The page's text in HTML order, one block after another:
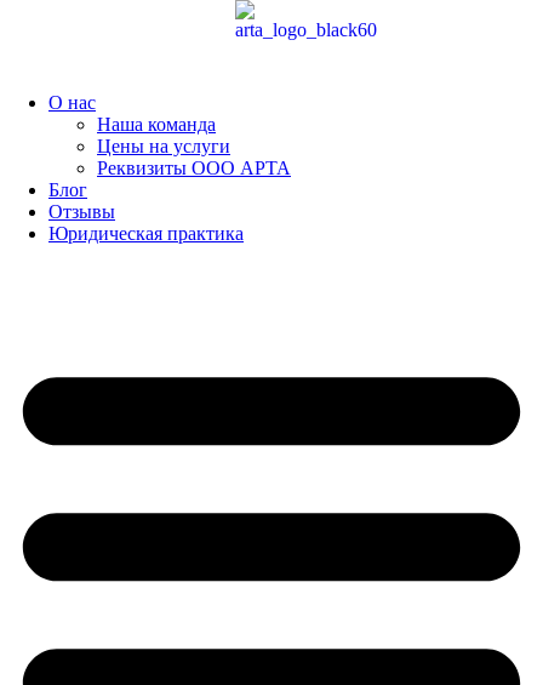
О нас
Наша команда
Цены на услуги
Реквизиты ООО АРТА
Блог
Отзывы
Юридическая практика